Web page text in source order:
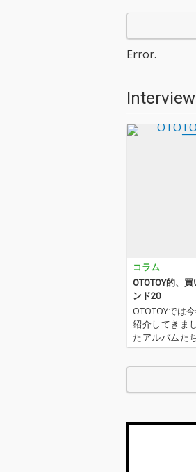
Error.
コラム
OTOTOY的、
ンド20
OTOTOYでは
紹介してきま
たアルバムた
まさに買い逃